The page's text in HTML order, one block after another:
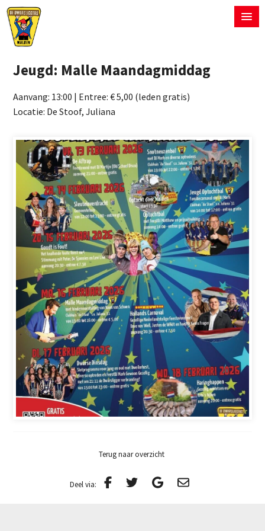
Jeugd: Malle Maandagmiddag
Aanvang: 13:00 | Entree: € 5,00 (leden gratis)
Locatie: De Stoof, Juliana
Terug naar overzicht
Deel via: